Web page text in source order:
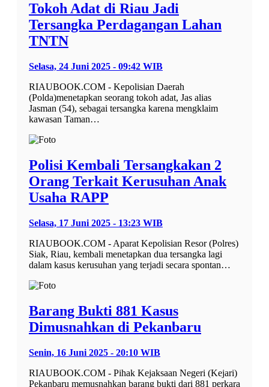
Tokoh Adat di Riau Jadi
Tersangka Perdagangan Lahan
TNTN
Selasa, 24 Juni 2025 - 09:42 WIB
RIAUBOOK.COM - Kepolisian Daerah
(Polda)menetapkan seorang tokoh adat, Jas alias
Jasman (54), sebagai tersangka karena mengklaim
kawasan Taman…
Polisi Kembali Tersangkakan 2
Orang Terkait Kerusuhan Anak
Usaha RAPP
Selasa, 17 Juni 2025 - 13:23 WIB
RIAUBOOK.COM - Aparat Kepolisian Resor (Polres)
Siak, Riau, kembali menetapkan dua tersangka lagi
dalam kasus kerusuhan yang terjadi secara spontan…
Barang Bukti 881 Kasus
Dimusnahkan di Pekanbaru
Senin, 16 Juni 2025 - 20:10 WIB
RIAUBOOK.COM - Pihak Kejaksaan Negeri (Kejari)
Pekanbaru memusnahkan barang bukti dari 881 perkara